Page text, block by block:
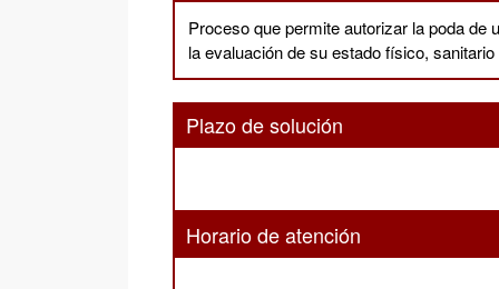
Proceso que permite autorizar la poda de
la evaluación de su estado físico,
Plazo de solución
Horario de atención